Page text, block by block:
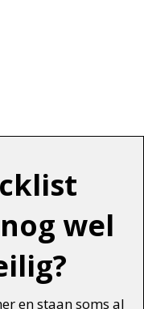
wel
en staan soms al